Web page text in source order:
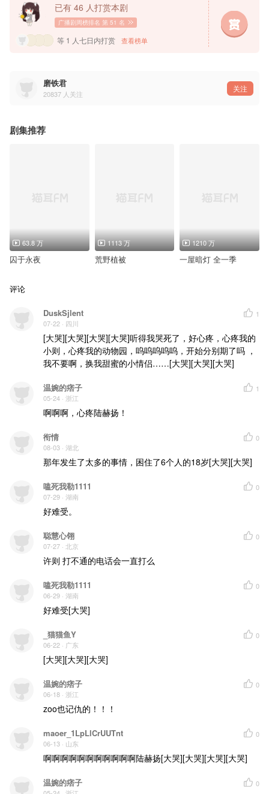
=制作组=
出品：磨铁
策划：桑雪、康娜
总监制：桑雪
版权运营：康娜
项目统筹：月灵纷飞
剧本修订：李博士、桑雪、调儿
正剧后期：雨歌
封面画师：么三个零
字体设计：澈澈、旺旺小早
已有 46 人打赏本剧
广播剧周榜排名 第 51 名
等 1 人七日内打赏 查看榜单
磨铁君
20837 人关注
关注
剧集推荐
63.8 万
囚于永夜
1113 万
荒野植被
1210 万
一屋暗灯 全一季
评论
DuskSjlent
07-22 · 四川
1
[大哭][大哭][大哭][大哭]听得我哭死了，好心疼，心疼我的
小则，心疼我的动物园，呜呜呜呜呜，开始分别期了吗 ，
我不要啊，换我甜蜜的小情侣……[大哭][大哭][大哭]
温婉的痞子
05-24 · 浙江
1
啊啊啊，心疼陆赫扬！
衔情
08-03 · 湖北
0
那年发生了太多的事情，困住了6个人的18岁[大哭][大哭]
嗑死我勒1111
07-29 · 湖南
0
好难受。
聪慧心翎
07-27 · 北京
0
许则 打不通的电话会一直打么
嗑死我勒1111
06-29 · 湖南
0
好难受[大哭]
_猫猫鱼Y
06-22 · 广东
0
[大哭][大哭][大哭]
温婉的痞子
06-18 · 浙江
0
zoo也记仇的！！！
maoer_1LpLlCrUUTnt
06-13 · 山东
0
啊啊啊啊啊啊啊啊啊啊啊陆赫扬[大哭][大哭][大哭][大哭]
温婉的痞子 0